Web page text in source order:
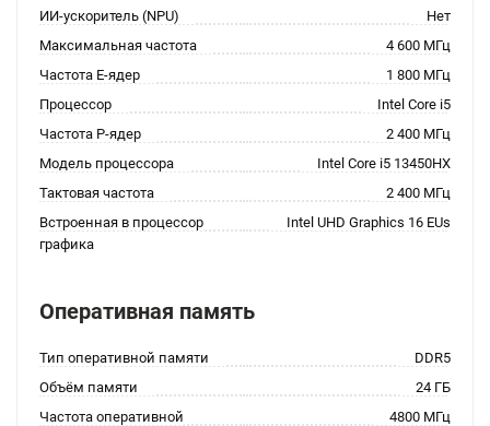
ИИ-ускоритель (NPU)
Нет
Максимальная частота
4 600 МГц
Частота E-ядер
1 800 МГц
Процессор
Intel Core i5
Частота P-ядер
2 400 МГц
Модель процессора
Intel Core i5 13450HX
Тактовая частота
2 400 МГц
Встроенная в процессор
графика
Intel UHD Graphics 16 EUs
Оперативная память
Тип оперативной памяти
DDR5
Объём памяти
24 ГБ
Частота оперативной
4800 МГц